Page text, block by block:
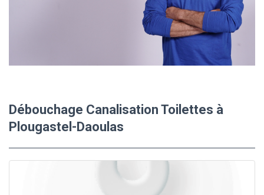
Débouchage Canalisation Toilettes à
Plougastel-Daoulas